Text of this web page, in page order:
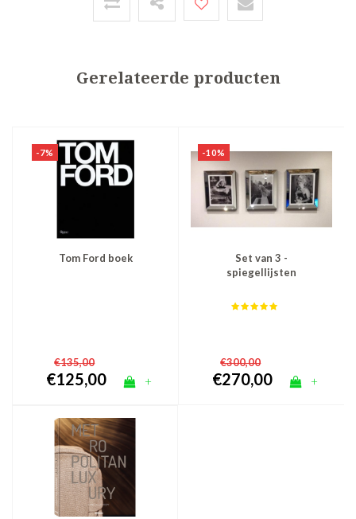
Gerelateerde producten
-7%
Tom Ford boek
€135,00
€125,00 +
-10%
Set van 3 -
spiegellijsten
zilver
€300,00
€270,00 +